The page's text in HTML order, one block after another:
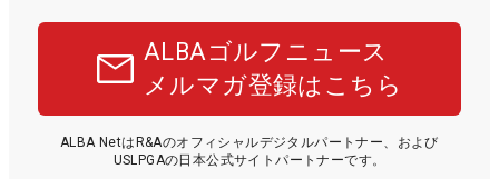
ALBAゴルフニュース
メルマガ登録はこちら
ALBA NetはR&Aのオフィシャルデジタルパートナー、および
USLPGAの日本公式サイトパートナーです。